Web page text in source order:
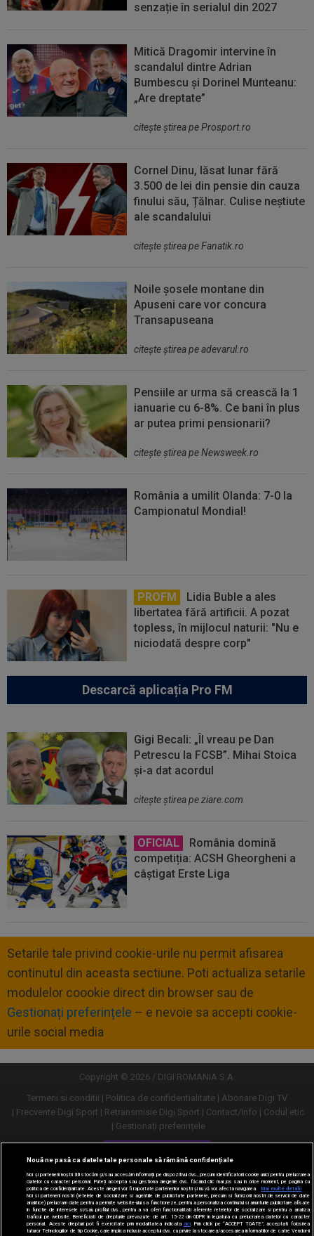
senzație în serialul din 2027
Mitică Dragomir intervine în
scandalul dintre Adrian
Bumbescu și Dorinel Munteanu:
„Are dreptate”
citeşte ştirea pe Prosport.ro
Cornel Dinu, lăsat lunar fără
3.500 de lei din pensie din cauza
finului său, Țălnar. Culise neștiute
ale scandalului
citeşte ştirea pe Fanatik.ro
Noile șosele montane din
Apuseni care vor concura
Transapuseana
citeşte ştirea pe adevarul.ro
Pensiile ar urma să crească la 1
ianuarie cu 6-8%. Ce bani în plus
ar putea primi pensionarii?
citeşte ştirea pe Newsweek.ro
România a umilit Olanda: 7-0 la
Campionatul Mondial!
PROFM
Lidia Buble a ales
libertatea fără artificii. A pozat
topless, în mijlocul naturii: "Nu e
niciodată despre corp"
Descarcă aplicația Pro FM
Gigi Becali: „Îl vreau pe Dan
Petrescu la FCSB”. Mihai Stoica
și-a dat acordul
citeşte ştirea pe ziare.com
OFICIAL
România domină
competiția: ACSH Gheorgheni a
câștigat Erste Liga
Setarile tale privind cookie-urile nu permit afisarea
continutul din aceasta sectiune. Poti actualiza setarile
modulelor coookie direct din browser sau de
Gestionați preferințele – e nevoie sa accepti cookie-
urile social media
Copyright © 2026 / DIGI ROMANIA S.A.
Termeni si conditii
Politica de confidentialitate
Abonare Digi TV
Frecvente Digi Sport
Retransmisie Digi Sport Contact/Info
Codul etic
Gestionați preferințele
Versiune desktop
Nouă ne pasă ca datele tale personale să rămână confidențiale
Noi și partenerii noștri30stocăm și/sau accesăm informații pe dispozitivul dvs., precum identificatorii cookie unici pentru prelucrarea
datelor cu caracter personal. Puteți accepta sau gestiona alegerile dvs. făcând clic mai jos sau în orice moment, pe pagina cu
politica de confidențialitate. Aceste alegeri vor fi raportate partenerilor noștri și nu vă vor afecta navigarea.
Mai multe detalii
Noi si partenerii nostri (retelele de socializare si agentiile de publicitate partenere, precum si furnizorii nostri de servicii de date
analitice) prelucram date pentru a permite website-ului sa functioneze, pentru a personaliza continutul si anunturile publicitare afisate
in functie de interesele si/sau profilul dvs., pentru a va oferi functionalitati aferente retelelor de socializare si pentru a analiza
traficul pe website. Beneficiati de drepturile prevazute de art. 15-22 din GDPR in legatura cu prelucrarea datelor cu caracter
personal. Aceste drepturi pot fi exercitate prin modalitatea indicata aici. Prin click pe “ACCEPT TOATE”, acceptati folosirea
tuturor Tehnologiilor de tip Cookie, care implica inclusiv acceptul dvs. cu privire la stocarea/accesarea informatiilor de catre Vendor-ii